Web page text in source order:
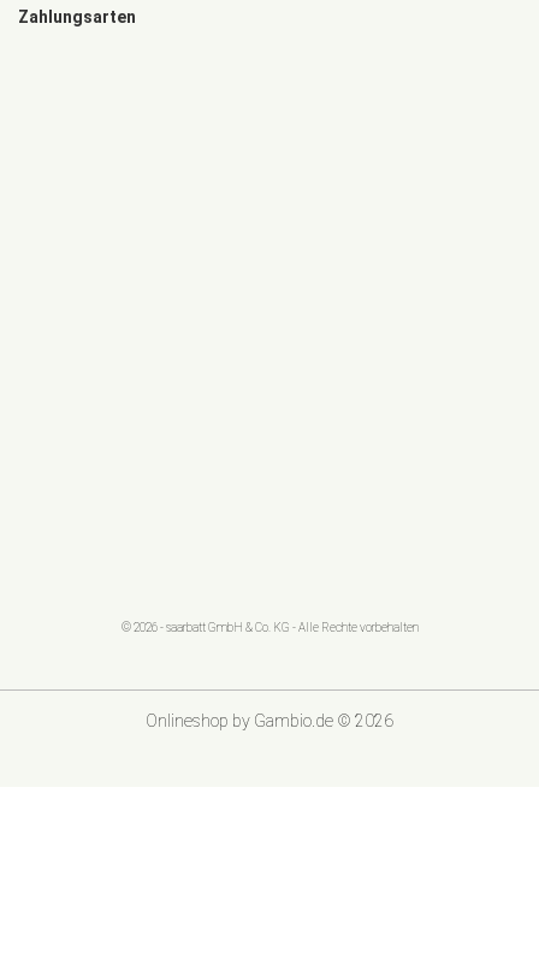
Zahlungsarten
© 2026 - saarbatt GmbH & Co. KG - Alle Rechte vorbehalten
Onlineshop by Gambio.de © 2026